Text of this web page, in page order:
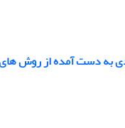
به دست آمده از روش